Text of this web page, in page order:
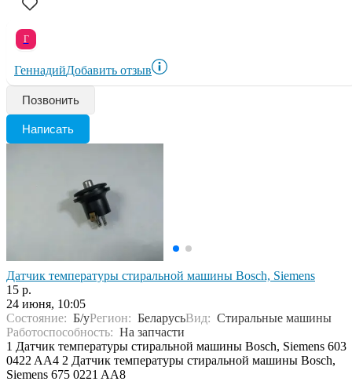
Г
ГеннадийДобавить отзыв
Позвонить
Написать
Датчик температуры стиральной машины Bosch, Siemens
15 р.
24 июня, 10:05
Состояние: Б/уРегион: БеларусьВид: Стиральные машины
Работоспособность: На запчасти
1 Датчик температуры стиральной машины Bosch, Siemens 603
0422 AA4 2 Датчик температуры стиральной машины Bosch,
Siemens 675 0221 AA8